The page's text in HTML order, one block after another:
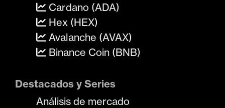
Cardano (ADA)
Hex (HEX)
Avalanche (AVAX)
Binance Coin (BNB)
Destacados y Series
Análisis de mercado